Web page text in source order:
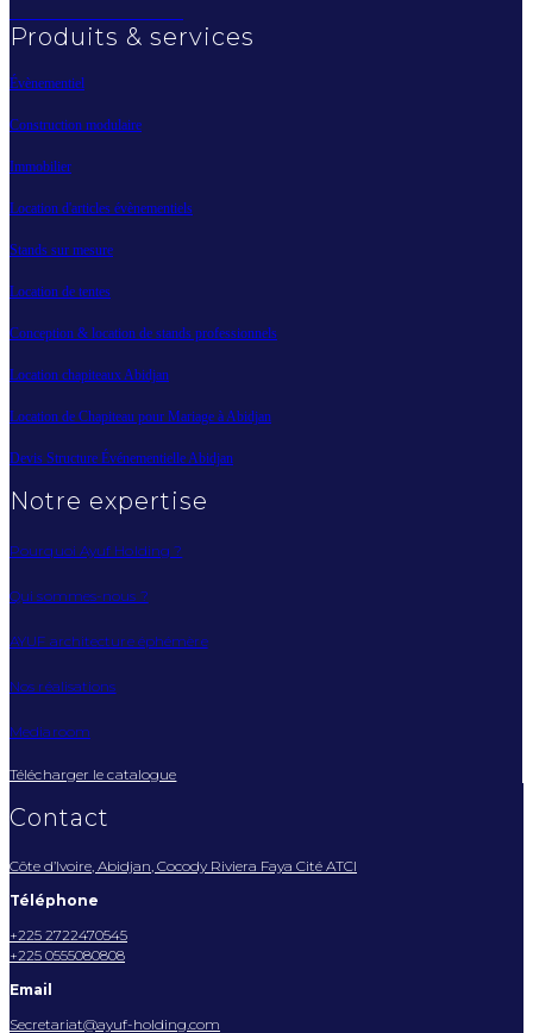
Produits & services
Évènementiel
Construction modulaire
Immobilier
Location d'articles évènementiels
Stands sur mesure
Location de tentes
Conception & location de stands professionnels
Location chapiteaux Abidjan
Location de Chapiteau pour Mariage à Abidjan
Devis Structure Événementielle Abidjan
Notre expertise
Pourquoi Ayuf Holding ?
Qui sommes-nous ?
AYUF architecture éphémère
Nos réalisations
Mediaroom
Télécharger le catalogue
Contact
Côte d’Ivoire, Abidjan, Cocody Riviera Faya Cité ATCI
Téléphone
+225 2722470545
+225 0555080808
Email
Secretariat@ayuf-holding.com